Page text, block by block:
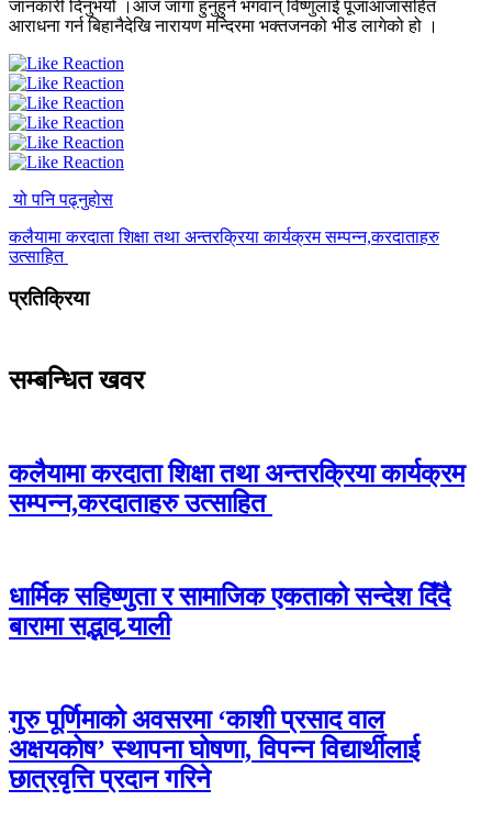
जानकारी दिनुभयो ।आज जागा हुनुहुने भगवान् विष्णुलाई पूजाआजासहित
आराधना गर्न बिहानैदेखि नारायण मन्दिरमा भक्तजनको भीड लागेको हो ।
यो पनि पढ्नुहोस
कलैयामा करदाता शिक्षा तथा अन्तरक्रिया कार्यक्रम सम्पन्न,करदाताहरु
उत्साहित
प्रतिक्रिया
सम्बन्धित खवर
कलैयामा करदाता शिक्षा तथा अन्तरक्रिया कार्यक्रम
सम्पन्न,करदाताहरु उत्साहित
धार्मिक सहिष्णुता र सामाजिक एकताको सन्देश दिँदै
बारामा सद्भाव र्‍याली
गुरु पूर्णिमाको अवसरमा ‘काशी प्रसाद वाल
अक्षयकोष’ स्थापना घोषणा, विपन्न विद्यार्थीलाई
छात्रवृत्ति प्रदान गरिने